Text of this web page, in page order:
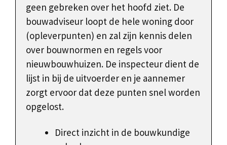
geen gebreken over het hoofd ziet. De
bouwadviseur loopt de hele woning door
(opleverpunten) en zal zijn kennis delen
over bouwnormen en regels voor
nieuwbouwhuizen. De inspecteur dient de
lijst in bij de uitvoerder en je aannemer
zorgt ervoor dat deze punten snel worden
opgelost.
Direct inzicht in de bouwkundige